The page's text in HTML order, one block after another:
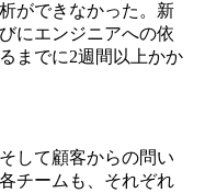
ができなかった。新
にエンジニアへの依
までに2週間以上かか
して顧客からの問い
チームも、それぞれ